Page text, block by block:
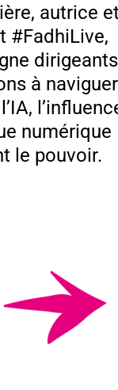
autrice
#FadhiLive,
à
numérique
le pouvoir.